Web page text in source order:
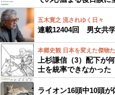
五木寛之 流されゆく日々
連載12404回 男女共
本郷史観 日本を変えた傑物
上杉謙信（3）配下が
士を統率できなかった
ライオン16頭中10頭